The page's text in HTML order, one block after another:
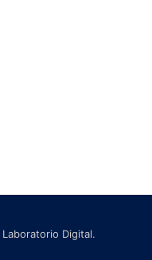
Laboratorio Digital.